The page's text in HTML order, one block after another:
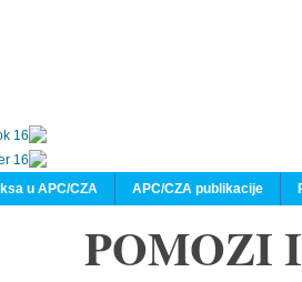
APC/CZA publikacije
u APC/CZA
POMOZI